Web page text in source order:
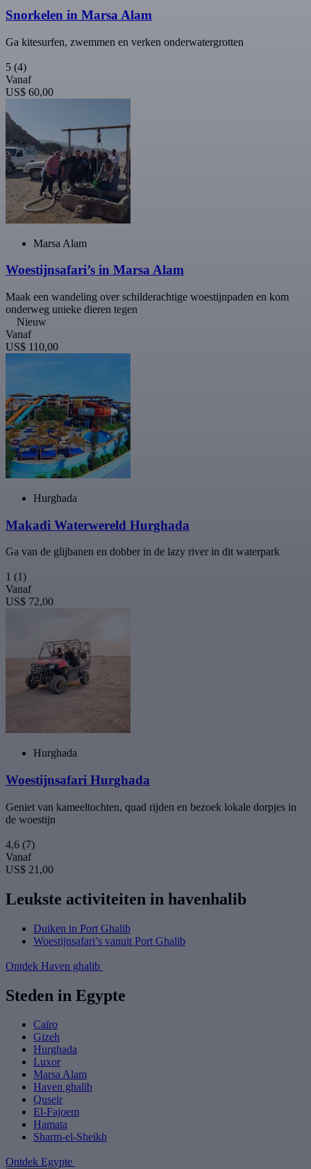
Snorkelen in Marsa Alam
Ga kitesurfen, zwemmen en verken onderwatergrotten
5 (4)
Vanaf
US$ 60,00
Marsa Alam
Woestijnsafari’s in Marsa Alam
Maak een wandeling over schilderachtige woestijnpaden en kom
onderweg unieke dieren tegen
Nieuw
Vanaf
US$ 110,00
Hurghada
Makadi Waterwereld Hurghada
Ga van de glijbanen en dobber in de lazy river in dit waterpark
1 (1)
Vanaf
US$ 72,00
Hurghada
Woestijnsafari Hurghada
Geniet van kameeltochten, quad rijden en bezoek lokale dorpjes in
de woestijn
4,6 (7)
Vanaf
US$ 21,00
Leukste activiteiten in havenhalib
Duiken in Port Ghalib
Woestijnsafari’s vanuit Port Ghalib
Ontdek Haven ghalib
Steden in Egypte
Caïro
Gizeh
Hurghada
Luxor
Marsa Alam
Haven ghalib
Quseir
El-Fajoem
Hamata
Sharm-el-Sheikh
Ontdek Egypte